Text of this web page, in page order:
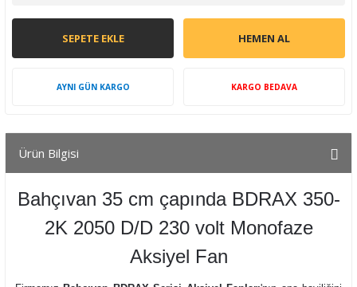
SEPETE EKLE HEMEN AL
AYNI GÜN KARGO KARGO BEDAVA
Ürün Bilgisi
Bahçıvan 35 cm çapında BDRAX 350-
2K 2050 D/D 230 volt Monofaze
Aksiyel Fan